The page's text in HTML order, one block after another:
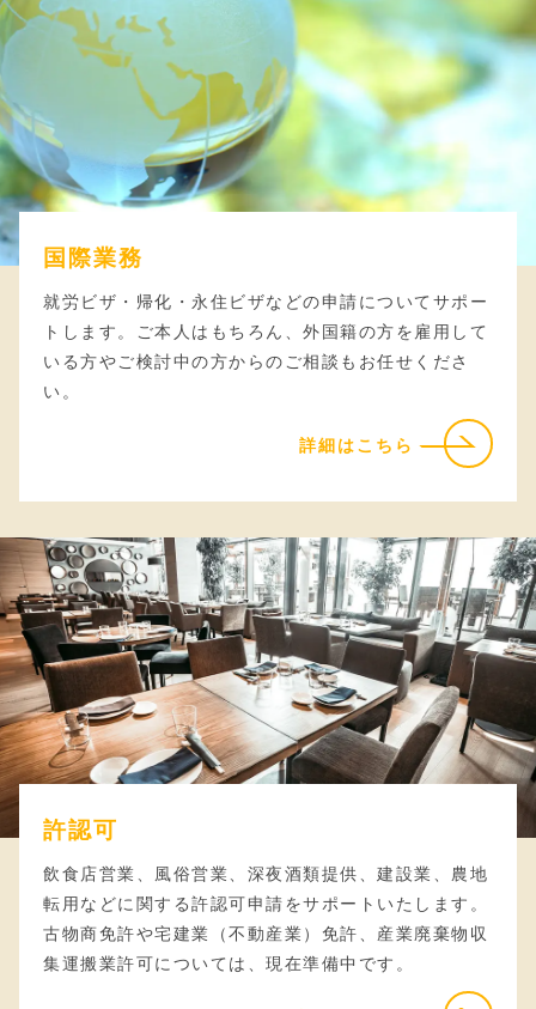
国際業務
就労ビザ・帰化・永住ビザなどの申請についてサポー
トします。ご本人はもちろん、外国籍の方を雇用して
いる方やご検討中の方からのご相談もお任せくださ
い。
詳細はこちら
許認可
飲食店営業、風俗営業、深夜酒類提供、建設業、農地
転用などに関する許認可申請をサポートいたします。
古物商免許や宅建業（不動産業）免許、産業廃棄物収
集運搬業許可については、現在準備中です。